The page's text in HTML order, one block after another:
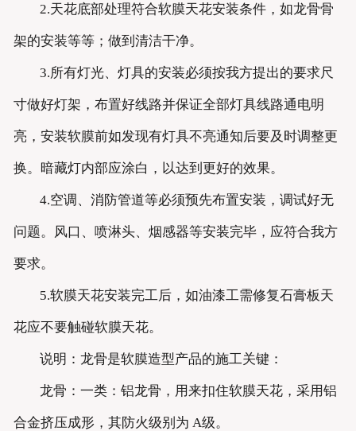
2.天花底部处理符合软膜天花安装条件，如龙骨骨
架的安装等等；做到清洁干净。
3.所有灯光、灯具的安装必须按我方提出的要求尺
寸做好灯架，布置好线路并保证全部灯具线路通电明
亮，安装软膜前如发现有灯具不亮通知后要及时调整更
换。暗藏灯内部应涂白，以达到更好的效果。
4.空调、消防管道等必须预先布置安装，调试好无
问题。风口、喷淋头、烟感器等安装完毕，应符合我方
要求。
5.软膜天花安装完工后，如油漆工需修复石膏板天
花应不要触碰软膜天花。
说明：龙骨是软膜造型产品的施工关键：
龙骨：一类：铝龙骨，用来扣住软膜天花，采用铝
合金挤压成形，其防火级别为 A级。